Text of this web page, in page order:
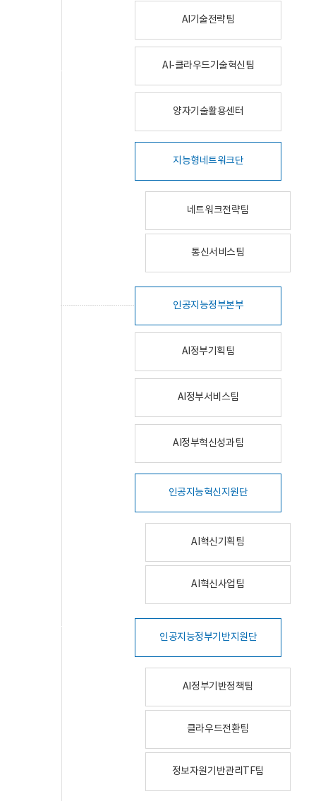
AI기술전략팀
AI-클라우드기술혁신팀
양자기술활용센터
지능형네트워크단
네트워크전략팀
통신서비스팀
인공지능정부본부
AI정부기획팀
AI정부서비스팀
AI정부혁신성과팀
인공지능혁신지원단
AI혁신기획팀
AI혁신사업팀
인공지능정부기반지원단
AI정부기반정책팀
클라우드전환팀
정보자원기반관리TF팀